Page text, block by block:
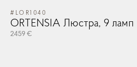
#LOR1040
ORTENSIA Люстра, 9 ламп
2459 €